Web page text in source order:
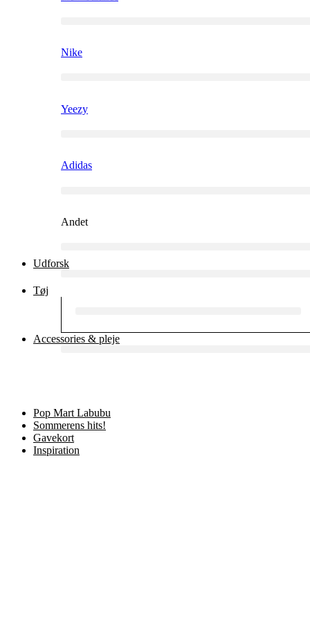
Nike
Yeezy
Adidas
Andet
Udforsk
Tøj
Accessories & pleje
Pop Mart Labubu
Sommerens hits!
Gavekort
Inspiration